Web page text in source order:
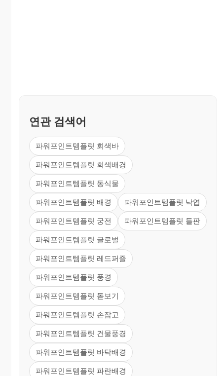
연관 검색어
파워포인트템플릿 회색바
파워포인트템플릿 회색배경
파워포인트템플릿 동식물
파워포인트템플릿 배경 파워포인트템플릿 낙엽
파워포인트템플릿 궁전 파워포인트템플릿 들판
파워포인트템플릿 글로벌
파워포인트템플릿 레드퍼즐
파워포인트템플릿 풍경
파워포인트템플릿 돋보기
파워포인트템플릿 손잡고
파워포인트템플릿 건물풍경
파워포인트템플릿 바닥배경
파워포인트템플릿 파란배경